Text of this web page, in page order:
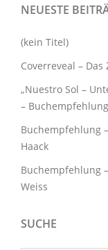
NEUESTE
(kein Titel)
Coverreveal –
„Nuestro Sol –
– Buchempfehlung
Buchempfehlung
Haack
Buchempfehlung
Weiss
SUCHE